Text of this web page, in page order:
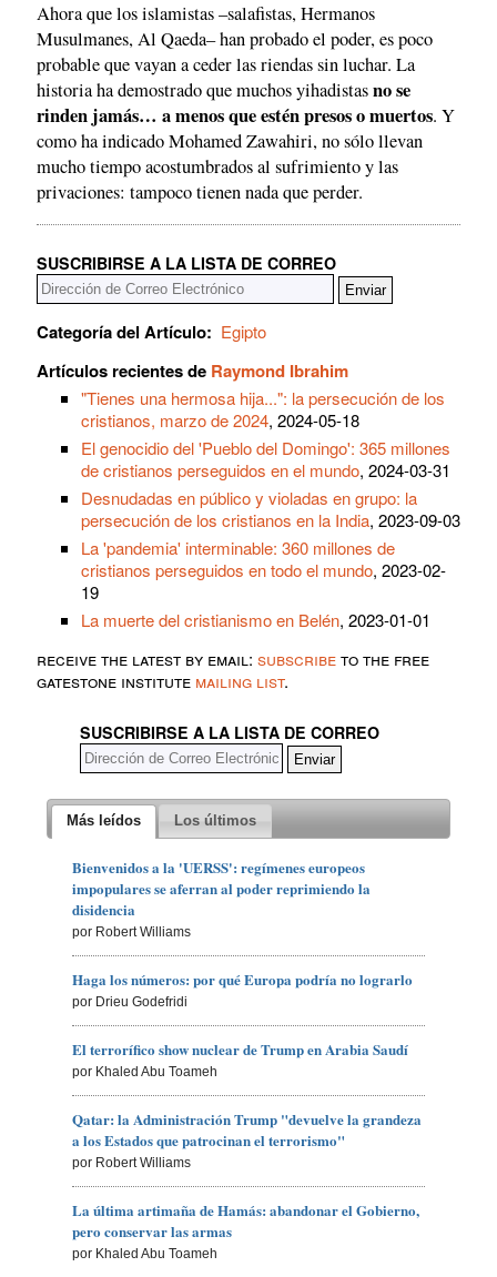
Ahora que los islamistas –salafistas, Hermanos
Musulmanes, Al Qaeda– han probado el poder, es poco
probable que vayan a ceder las riendas sin luchar. La
historia ha demostrado que muchos yihadistasno se
rinden jamás… a menos que estén presos o muertos. Y
como ha indicado Mohamed Zawahiri, no sólo llevan
mucho tiempo acostumbrados al sufrimiento y las
privaciones: tampoco tienen nada que perder.
SUSCRIBIRSE A LA LISTA DE CORREO
Categoría del Artículo: Egipto
Artículos recientes de Raymond Ibrahim
"Tienes una hermosa hija...": la persecución de los
cristianos, marzo de 2024, 2024-05-18
El genocidio del 'Pueblo del Domingo': 365 millones
de cristianos perseguidos en el mundo, 2024-03-31
Desnudadas en público y violadas en grupo: la
persecución de los cristianos en la India, 2023-09-03
La 'pandemia' interminable: 360 millones de
cristianos perseguidos en todo el mundo, 2023-02-
19
La muerte del cristianismo en Belén, 2023-01-01
receive the latest by email: subscribeto the free
gatestone institute mailing list.
SUSCRIBIRSE A LA LISTA DE CORREO
Más leídos Los últimos
Bienvenidos a la 'UERSS': regímenes europeos
impopulares se aferran al poder reprimiendo la
disidencia
por Robert Williams
Haga los números: por qué Europa podría no lograrlo
por Drieu Godefridi
El terrorífico show nuclear de Trump en Arabia Saudí
por Khaled Abu Toameh
Qatar: la Administración Trump "devuelve la grandeza
a los Estados que patrocinan el terrorismo"
por Robert Williams
La última artimaña de Hamás: abandonar el Gobierno,
pero conservar las armas
por Khaled Abu Toameh